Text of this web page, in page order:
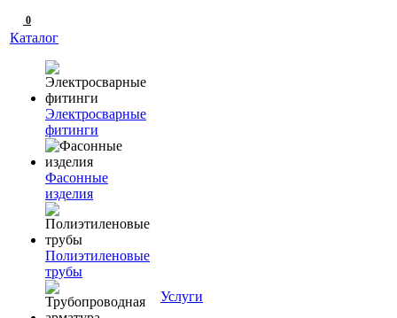
0
Каталог
Электросварные
фитинги
Фасонные
изделия
Полиэтиленовые
трубы
Услуги